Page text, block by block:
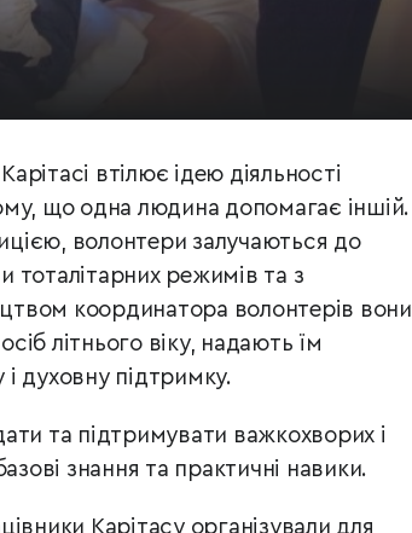
втілює ідею діяльності
що одна людина допомагає іншій.
волонтери залучаються до
тоталітарних режимів та з
координатора волонтерів вони
літнього віку, надають їм
і духовну підтримку.
та підтримувати важкохворих і
знання та практичні навики.
Карітасу організували для